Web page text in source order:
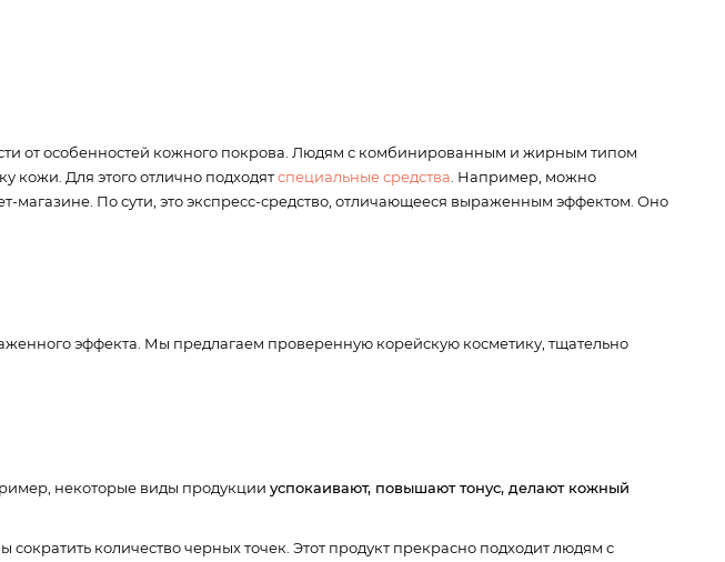
от особенностей кожного покрова. Людям с комбинированным и жирным типом
кожи. Для этого отлично подходятспециальные средства . Например, можно
По сути, это экспресс-средство, отличающееся выраженным эффектом. Оно
эффекта. Мы предлагаем проверенную корейскую косметику, тщательно
некоторые виды продукцииуспокаивают, повышают тонус, делают кожный
количество черных точек. Этот продукт прекрасно подходит людям с